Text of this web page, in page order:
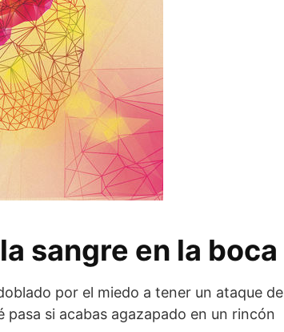
sangre en la boca
por el miedo a tener un ataque de
si acabas agazapado en un rincón